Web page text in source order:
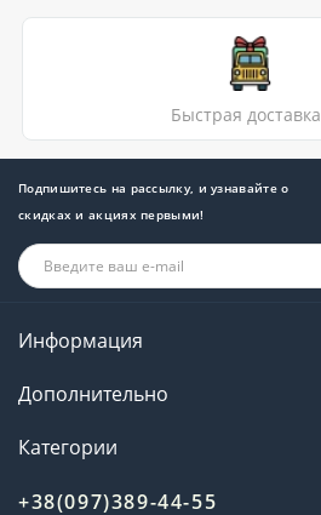
Быстрая доставка
Подпишитесь на рассылку, и узнавайте о
скидках и акциях первыми!
Информация
Дополнительно
Категории
+38(097)389-44-55